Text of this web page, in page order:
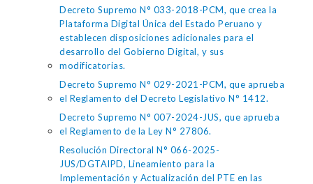
Decreto Supremo N° 033-2018-PCM, que crea la
Plataforma Digital Única del Estado Peruano y
establecen disposiciones adicionales para el
desarrollo del Gobierno Digital, y sus
modificatorias.
Decreto Supremo N° 029-2021-PCM, que aprueba
el Reglamento del Decreto Legislativo N° 1412.
Decreto Supremo N° 007-2024-JUS, que aprueba
el Reglamento de la Ley N° 27806.
Resolución Directoral N° 066-2025-
JUS/DGTAIPD, Lineamiento para la
Implementación y Actualización del PTE en las